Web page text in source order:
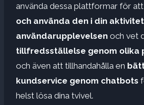
använda dessa plattformar för att
och använda den i din aktivitet
användarupplevelsen och vet
tillfredsställelse genom olika
och även att tillhandahålla en
kundservice genom chatbots
helst lösa dina tvivel.